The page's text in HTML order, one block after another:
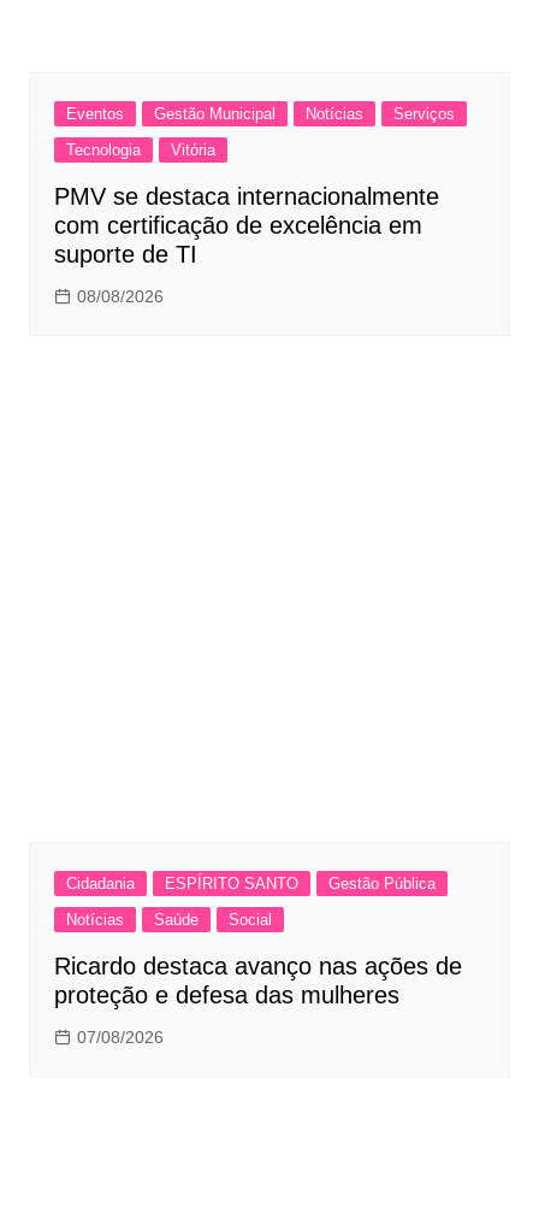
Eventos Gestão Municipal Notícias
Serviços
Tecnologia
Vitória
PMV se destaca internacionalmente
com certificação de excelência em
suporte de TI
08/08/2026
Cidadania ESPÍRITO SANTO
Gestão Pública
Notícias
Saúde Social
Ricardo destaca avanço nas ações de
proteção e defesa das mulheres
07/08/2026